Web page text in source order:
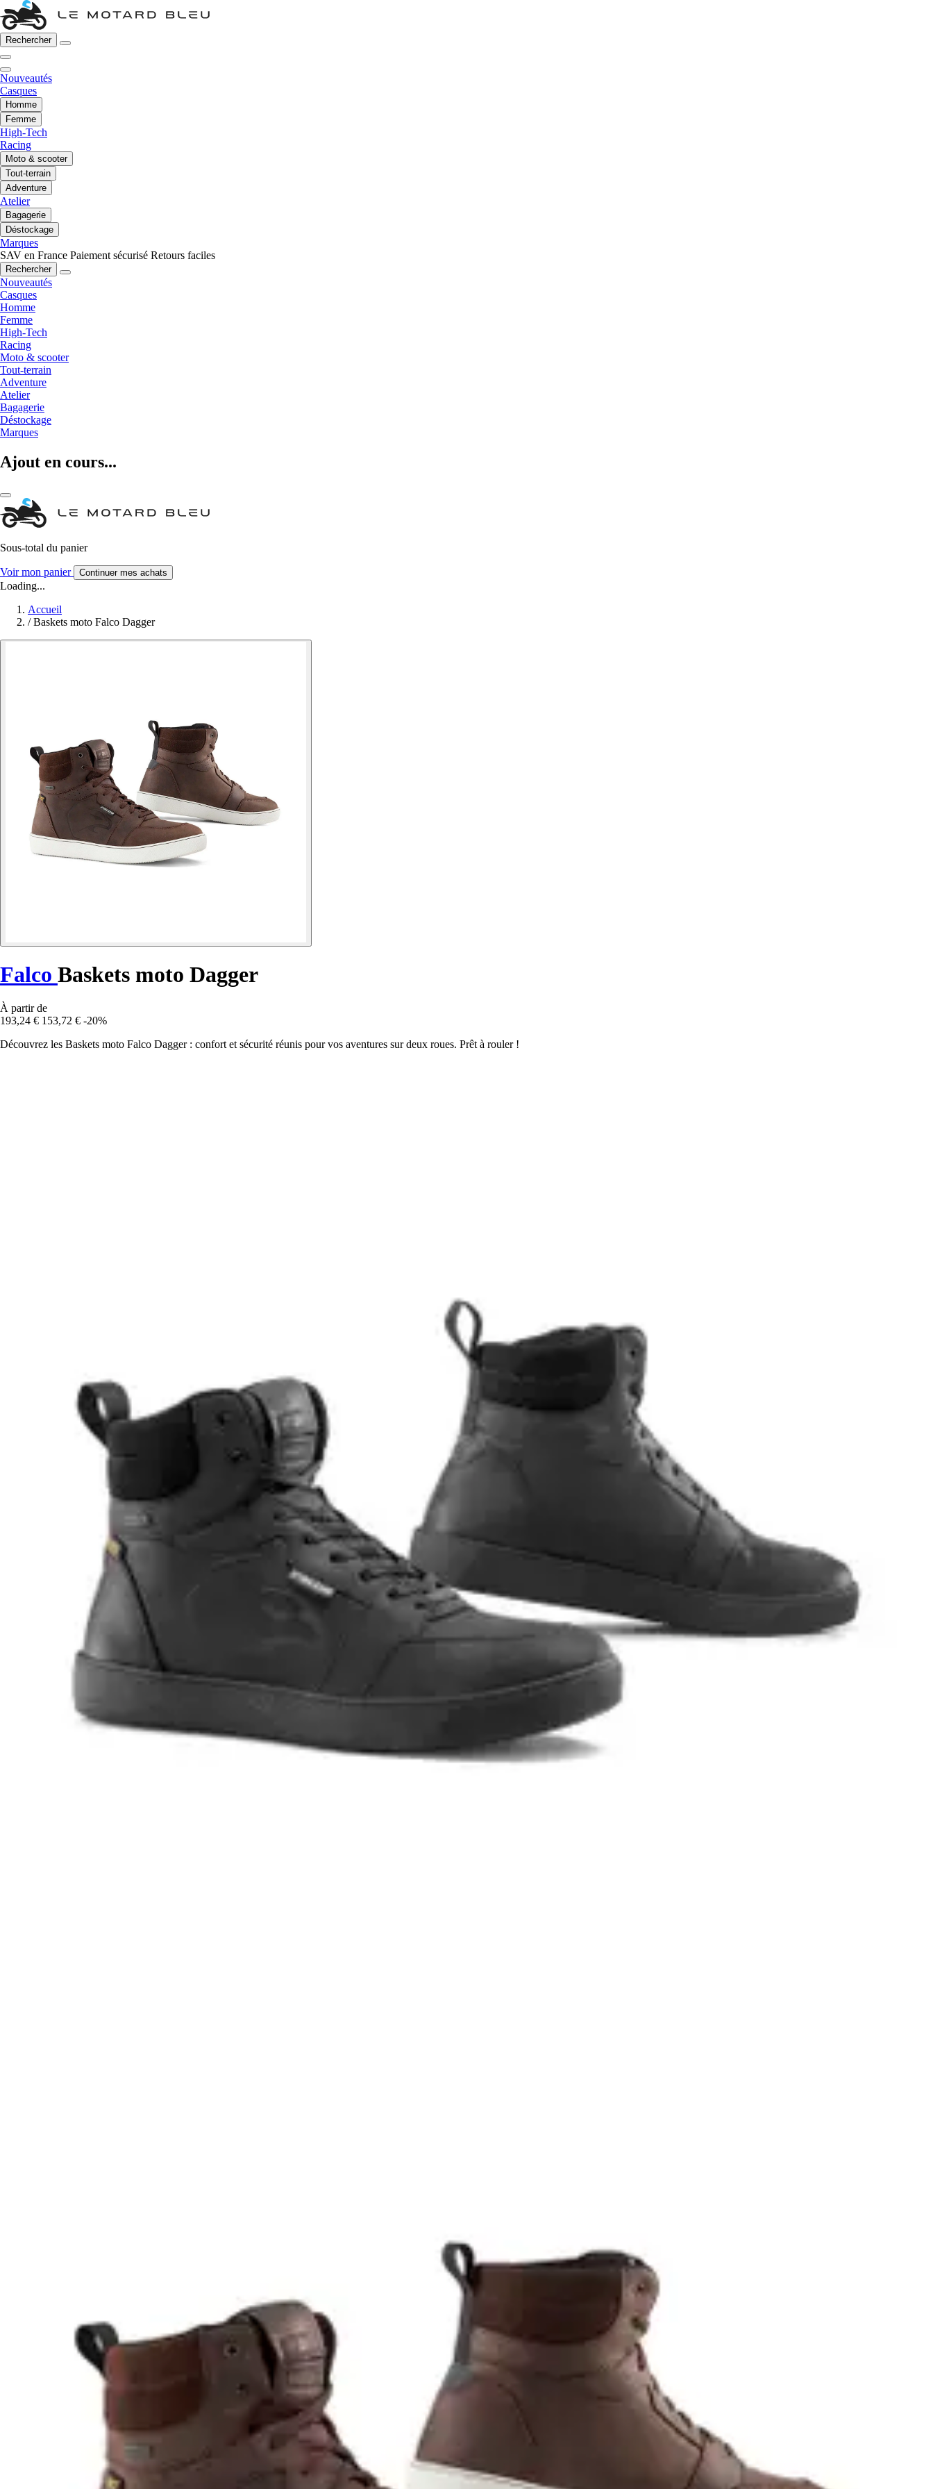
Rechercher
Nouveautés
Casques
Homme
Femme
High-Tech
Racing
Moto & scooter
Tout-terrain
Adventure
Atelier
Bagagerie
Déstockage
Marques
SAV en France Paiement sécurisé Retours faciles
Rechercher
Nouveautés
Casques
Homme
Femme
High-Tech
Racing
Moto & scooter
Tout-terrain
Adventure
Atelier
Bagagerie
Déstockage
Marques
Ajout en cours...
Sous-total du panier
Voir mon panier Continuer mes achats
Loading...
Accueil
/ Baskets moto Falco Dagger
Falco Baskets moto Dagger
À partir de
193,24 € 153,72 € -20%
Découvrez les Baskets moto Falco Dagger : confort et sécurité réunis pour vos aventures sur deux roues. Prêt à rouler !